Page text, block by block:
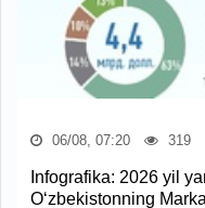
06/08, 07:20 319
Infografika: 2026 yil
O‘zbekistonning